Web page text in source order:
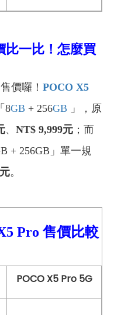
比一比！怎麼買
價囉！ POCO X5
8GB + 256GB 」
，原
、 NT$ 9,999元 ；而
+ 256GB」單一規
。
Pro 售價比較
POCO X5 Pro 5G